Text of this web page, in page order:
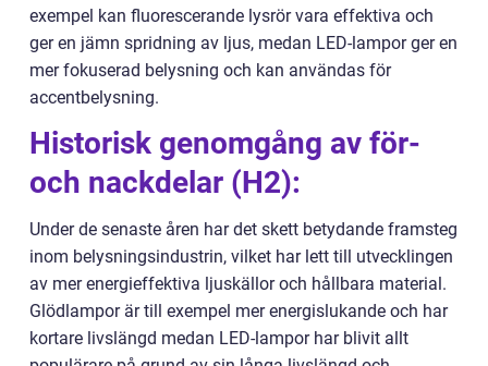
exempel kan fluorescerande lysrör vara effektiva och
ger en jämn spridning av ljus, medan LED-lampor ger en
mer fokuserad belysning och kan användas för
accentbelysning.
Historisk genomgång av för-
och nackdelar (H2):
Under de senaste åren har det skett betydande framsteg
inom belysningsindustrin, vilket har lett till utvecklingen
av mer energieffektiva ljuskällor och hållbara material.
Glödlampor är till exempel mer energislukande och har
kortare livslängd medan LED-lampor har blivit allt